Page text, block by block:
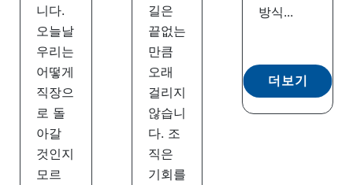
니다.
오늘날
우리는
어떻게
직장으
로 돌
아갈
것인지
모르
길은
끝없는
만큼
오래
걸리지
않습니
다. 조
직은
기회를
방식...
더보기